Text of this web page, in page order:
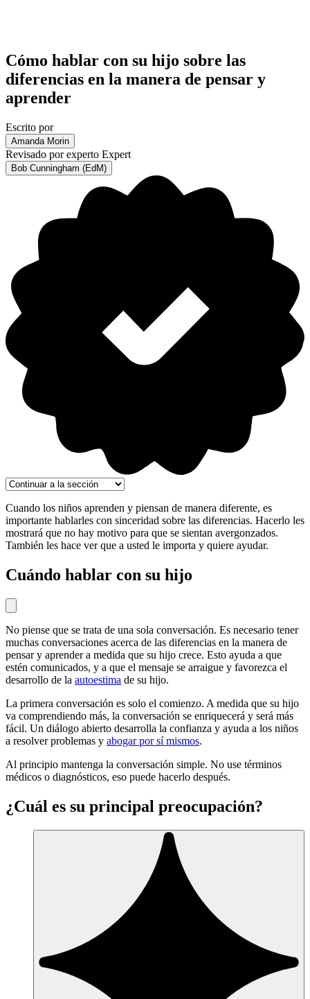
Cómo hablar con su hijo sobre las
diferencias en la manera de pensar y
aprender
Escrito por
Amanda Morin
Revisado por experto Expert
Bob Cunningham (EdM)
Cuando los niños aprenden y piensan de manera diferente, es
importante hablarles con sinceridad sobre las diferencias. Hacerlo les
mostrará que no hay motivo para que se sientan avergonzados.
También les hace ver que a usted le importa y quiere ayudar.
Cuándo hablar con su hijo
No piense que se trata de una sola conversación. Es necesario tener
muchas conversaciones acerca de las diferencias en la manera de
pensar y aprender a medida que su hijo crece. Esto ayuda a que
estén comunicados, y a que el mensaje se arraigue y favorezca el
desarrollo de la autoestima de su hijo.
La primera conversación es solo el comienzo. A medida que su hijo
va comprendiendo más, la conversación se enriquecerá y será más
fácil. Un diálogo abierto desarrolla la confianza y ayuda a los niños
a resolver problemas y abogar por sí mismos.
Al principio mantenga la conversación simple. No use términos
médicos o diagnósticos, eso puede hacerlo después.
¿Cuál es su principal preocupación?